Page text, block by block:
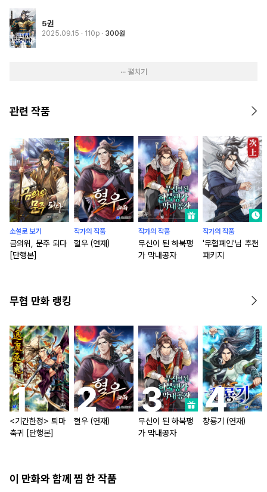
5권
2025.09.15 · 110p 300원
··· 펼치기
관련 작품
소설로 보기
금의위, 문주 되다
[단행본]
작가의 작품
혈우 (연재)
작가의 작품
무신이 된 하북팽
가 막내공자
작가의 작품
'무협폐인'님 추천
패키지
무협 만화 랭킹
<기간한정> 퇴마
축귀 [단행본]
혈우 (연재)
무신이 된 하북팽
가 막내공자
창룡기 (연재)
이 만화와 함께 찜 한 작품